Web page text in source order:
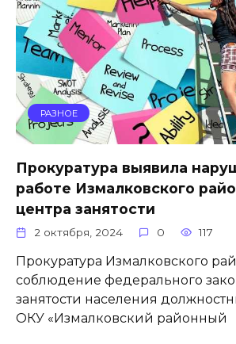
РАЗНОЕ
Прокуратура выявила
работе Измалковского
центра занятости
2 октября, 2024 0 117
Прокуратура Измалковского
соблюдение федерального
занятости населения
ОКУ «Измалковский районный